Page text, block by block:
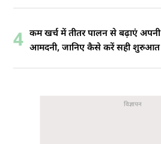
4 कम खर्च में तीतर पालन से बढ़ाएं अपनी
आमदनी, जानिए कैसे करें सही शुरुआत